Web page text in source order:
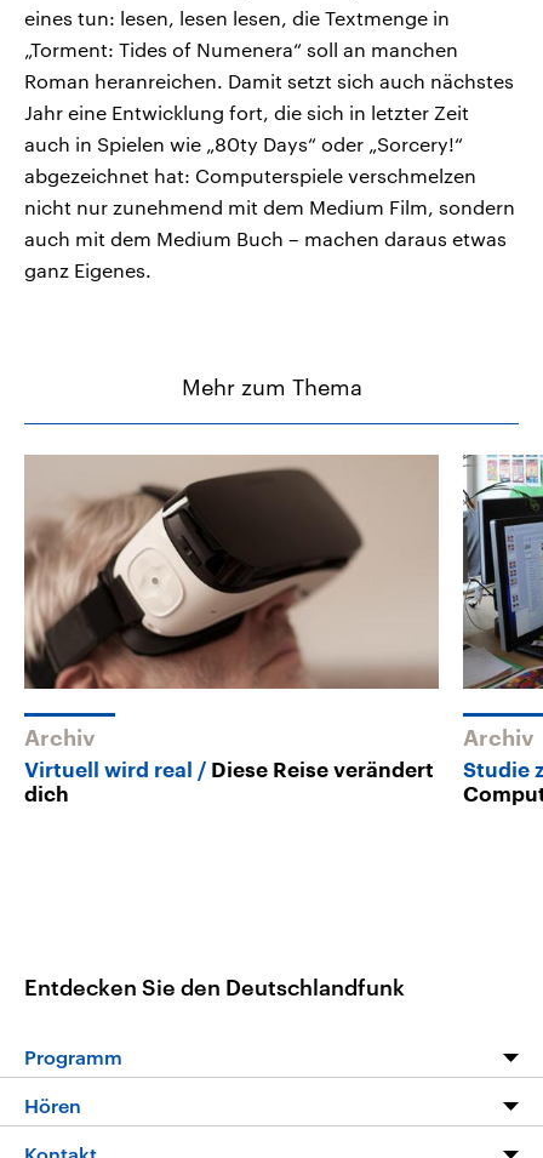
eines tun: lesen, lesen lesen, die Textmenge in
„Torment: Tides of Numenera“ soll an manchen
Roman heranreichen. Damit setzt sich auch nächstes
Jahr eine Entwicklung fort, die sich in letzter Zeit
auch in Spielen wie „80ty Days“ oder „Sorcery!“
abgezeichnet hat: Computerspiele verschmelzen
nicht nur zunehmend mit dem Medium Film, sondern
auch mit dem Medium Buch – machen daraus etwas
ganz Eigenes.
Mehr zum Thema
Archiv
Virtuell wird real
Diese Reise verändert
dich
Archiv
Studie
Entdecken Sie den Deutschlandfunk
Programm
Programm
Hören
Livestream